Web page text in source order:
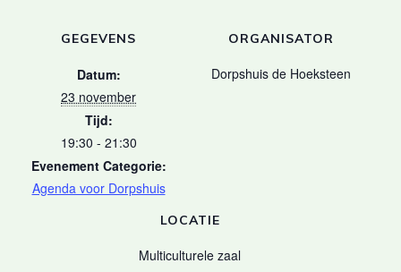
GEGEVENS
Datum:
23 november
Tijd:
19:30 - 21:30
Evenement Categorie:
Agenda voor Dorpshuis
LOCATIE
Multiculturele zaal
ORGANISATOR
Dorpshuis de Hoeksteen